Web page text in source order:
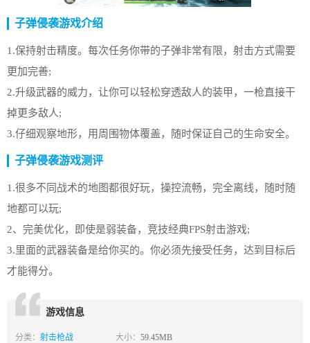
子弹侵袭游戏介绍
1.保持射击精度。每次任务你带的子弹非常有限，射击方式需要
更加完善;
2.升级武器的威力，让你可以轻松穿透敌人的装甲，一枪直接干
掉更多敌人;
3.仔细观察地形，用周围物体覆盖，随时保证自己的生命安全。
子弹侵袭游戏测评
1.很多不同战术的地图都很好玩，操控流畅，完全离线，随时随
地都可以玩;
2、完美优化，即使是弱装备，竞技经典FPS射击游戏;
3.里面的武器装备是给你买的。你必须先接受任务，达到目标后
才能得分。
游戏信息
分类： 射击枪战 大小：59.45MB